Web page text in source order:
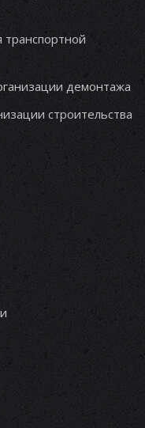
транспортной
демонтажа
строительства